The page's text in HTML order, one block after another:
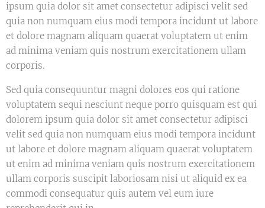
ipsum quia dolor sit amet consectetur adipisci velit sed
quia non numquam eius modi tempora incidunt ut labore
et dolore magnam aliquam quaerat voluptatem ut enim
ad minima veniam quis nostrum exercitationem ullam
corporis.
Sed quia consequuntur magni dolores eos qui ratione
voluptatem sequi nesciunt neque porro quisquam est qui
dolorem ipsum quia dolor sit amet consectetur adipisci
velit sed quia non numquam eius modi tempora incidunt
ut labore et dolore magnam aliquam quaerat voluptatem
ut enim ad minima veniam quis nostrum exercitationem
ullam corporis suscipit laboriosam nisi ut aliquid ex ea
commodi consequatur quis autem vel eum iure